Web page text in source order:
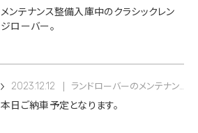
メンテナンス整備入庫中のクラシックレン
ジローバー。
2023.12.12 ランドローバーのメンテナンス
本日ご納車予定となります。